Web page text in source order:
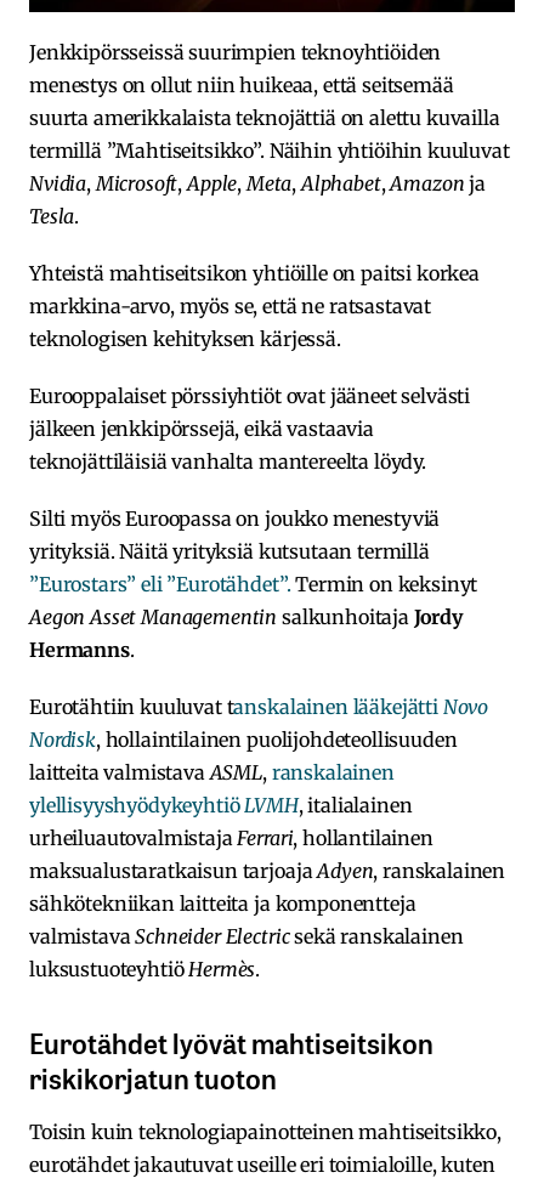
Jenkkipörsseissä suurimpien teknoyhtiöiden
menestys on ollut niin huikeaa, että seitsemää
suurta amerikkalaista teknojättiä on alettu kuvailla
termillä ”Mahtiseitsikko”. Näihin yhtiöihin kuuluvat
Nvidia, Microsoft, Apple, Meta, Alphabet,Amazon ja
Tesla.
Yhteistä mahtiseitsikon yhtiöille on paitsi korkea
markkina-arvo, myös se, että ne ratsastavat
teknologisen kehityksen kärjessä.
Eurooppalaiset pörssiyhtiöt ovat jääneet selvästi
jälkeen jenkkipörssejä, eikä vastaavia
teknojättiläisiä vanhalta mantereelta löydy.
Silti myös Euroopassa on joukko menestyviä
yrityksiä. Näitä yrityksiä kutsutaan termillä
”Eurostars” eli ”Eurotähdet”. Termin on keksinyt
Aegon Asset Managementin salkunhoitaja Jordy
Hermanns.
Eurotähtiin kuuluvat tanskalainen lääkejätti Novo
Nordisk, hollaintilainen puolijohdeteollisuuden
laitteita valmistava ASML, ranskalainen
ylellisyyshyödykeyhtiö LVMH, italialainen
urheiluautovalmistaja Ferrari, hollantilainen
maksualustaratkaisun tarjoajaAdyen, ranskalainen
sähkötekniikan laitteita ja komponentteja
valmistavaSchneider Electricsekä ranskalainen
luksustuoteyhtiö Hermès.
Eurotähdet lyövät mahtiseitsikon
riskikorjatun tuoton
Toisin kuin teknologiapainotteinen mahtiseitsikko,
eurotähdet jakautuvat useille eri toimialoille, kuten